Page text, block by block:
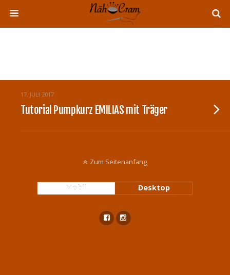
17. JULI 2017
Tutorial Pumpkurz EMILIAS mit Träger
Zum Seitenanfang
Mobil Desktop